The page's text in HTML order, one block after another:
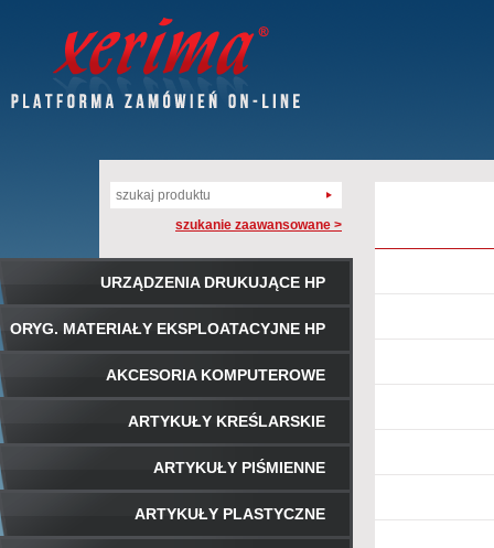
szukanie zaawansowane >
URZĄDZENIA DRUKUJĄCE HP
ORYG. MATERIAŁY EKSPLOATACYJNE HP
AKCESORIA KOMPUTEROWE
ARTYKUŁY KREŚLARSKIE
ARTYKUŁY PIŚMIENNE
ARTYKUŁY PLASTYCZNE